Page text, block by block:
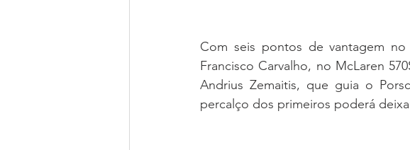
Com seis pontos de vantagem
Francisco Carvalho, no McLaren
Andrius Zemaitis, que guia o
percalço dos primeiros poderá